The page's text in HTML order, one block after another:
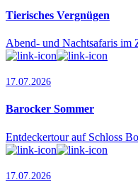
Tierisches Vergnügen
Abend- und Nachtsafaris im
17.07.2026
Barocker Sommer
Entdeckertour auf Schloss
17.07.2026